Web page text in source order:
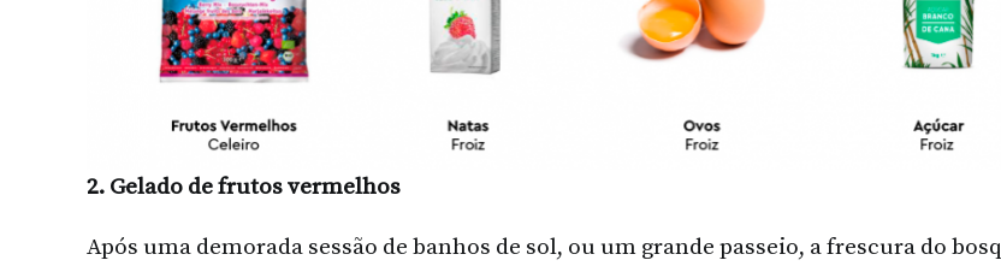
2. Gelado de frutos vermelhos
Após uma demorada sessão de banhos de sol, ou um grande passeio, a frescura do